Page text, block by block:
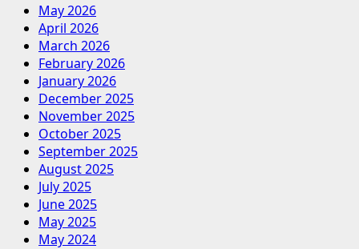
May 2026
April 2026
March 2026
February 2026
January 2026
December 2025
November 2025
October 2025
September 2025
August 2025
July 2025
June 2025
May 2025
May 2024